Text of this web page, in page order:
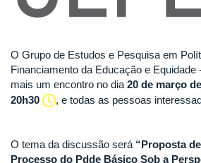
O Grupo de Estudos e Pesquisa em
Financiamento da Educação e Equidade
mais um encontro no dia 20 de março
20h30
, e todas as pessoas
O tema da discussão será “Proposta
Processo do Pdde Básico Sob a